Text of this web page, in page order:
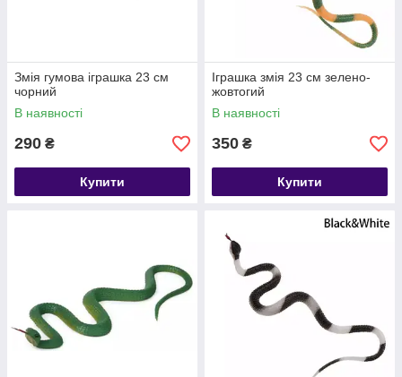
Змія гумова іграшка 23 см
чорний
В наявності
290 ₴
Купити
Іграшка змія 23 см зелено-
жовтогий
В наявності
350 ₴
Купити